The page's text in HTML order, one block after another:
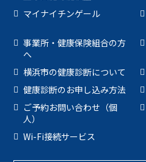
マイナイチンゲール
事業所・健康保険組合の方
へ
横浜市の健康診断について
健康診断のお申し込み方法
ご予約お問い合わせ（個
人）
Wi-Fi接続サービス